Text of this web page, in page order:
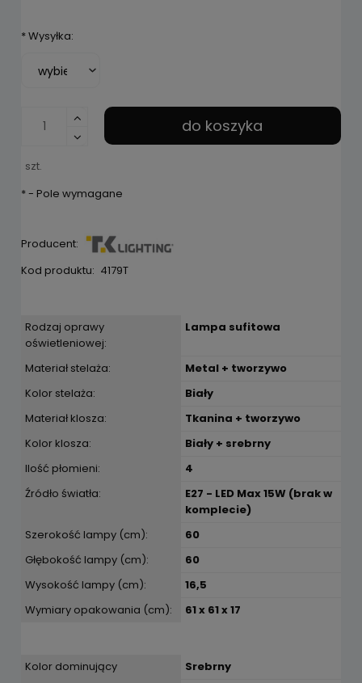
*Wysyłka:
szt.
do koszyka
*- Pole wymagane
Producent:
Kod produktu: 4179T
Rodzaj oprawy
oświetleniowej:
Lampa sufitowa
Materiał stelaża:
Metal + tworzywo
Kolor stelaża:
Biały
Materiał klosza:
Tkanina + tworzywo
Kolor klosza:
Biały + srebrny
Ilość płomieni:
4
Źródło światła:
E27 - LED Max 15W (brak w
komplecie)
Szerokość lampy (cm):
60
Głębokość lampy (cm):
60
Wysokość lampy (cm):
16,5
Wymiary opakowania (cm):
61 x 61 x 17
Kolor dominujący
Srebrny